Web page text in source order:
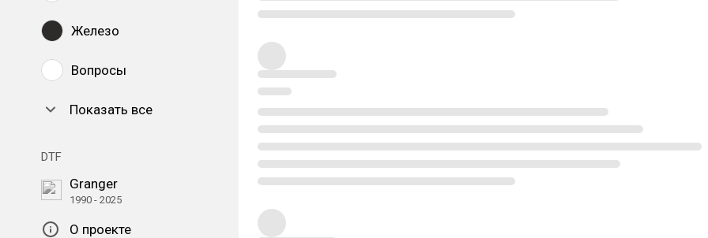
Железо
Вопросы
Показать все
DTF
Granger
1990 - 2025
О проекте